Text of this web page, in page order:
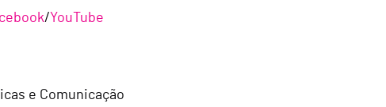
/YouTube
e Comunicação